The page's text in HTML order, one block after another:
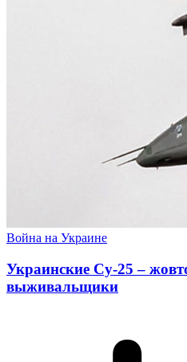
Война на Украине
Украинские Су-25 –
выживальщики